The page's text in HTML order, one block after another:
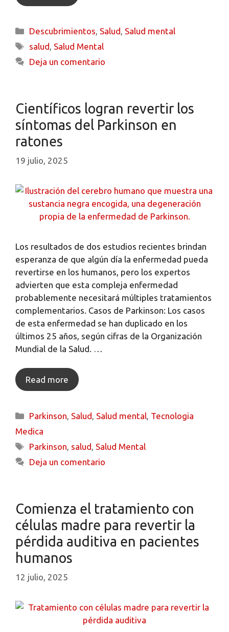
Descubrimientos, Salud, Salud mental
salud, Salud Mental
Deja un comentario
Científicos logran revertir los
síntomas del Parkinson en
ratones
19 julio, 2025
Los resultados de dos estudios recientes brindan
esperanza de que algún día la enfermedad pueda
revertirse en los humanos, pero los expertos
advierten que esta compleja enfermedad
probablemente necesitará múltiples tratamientos
complementarios. Casos de Parkinson: Los casos
de esta enfermedad se han duplicado en los
últimos 25 años, según cifras de la Organización
Mundial de la Salud. …
Read more
Parkinson, Salud, Salud mental, Tecnologia
Medica
Parkinson, salud, Salud Mental
Deja un comentario
Comienza el tratamiento con
células madre para revertir la
pérdida auditiva en pacientes
humanos
12 julio, 2025